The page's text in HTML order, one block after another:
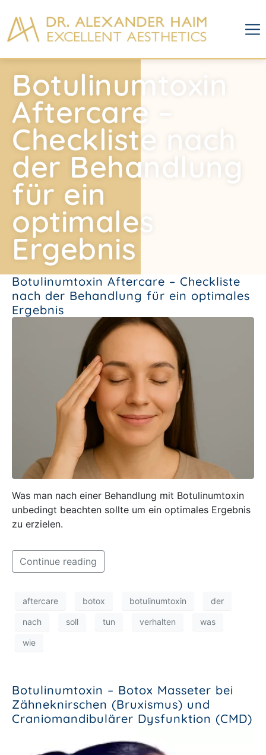
Botulinumtoxin
Aftercare –
Checkliste nach
der Behandlung
für ein
optimales
Ergebnis
Botulinumtoxin Aftercare – Checkliste
nach der Behandlung für ein optimales
Ergebnis
Was man nach einer Behandlung mit Botulinumtoxin
unbedingt beachten sollte um ein optimales Ergebnis
zu erzielen.
Continue reading
aftercare botox botulinumtoxin der
nach soll tun verhalten was
wie
Botulinumtoxin – Botox Masseter bei
Zähneknirschen (Bruxismus) und
Craniomandibulärer Dysfunktion (CMD)